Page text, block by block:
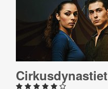
Cir­kus­dyna­sti­et